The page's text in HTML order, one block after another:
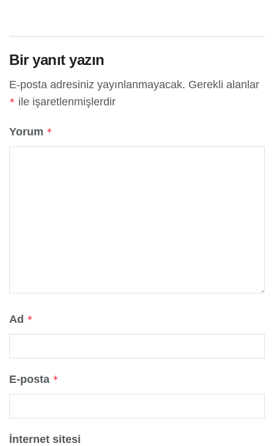
Bir yanıt yazın
E-posta adresiniz yayınlanmayacak. Gerekli alanlar
* ile işaretlenmişlerdir
Yorum *
Ad *
E-posta *
İnternet sitesi